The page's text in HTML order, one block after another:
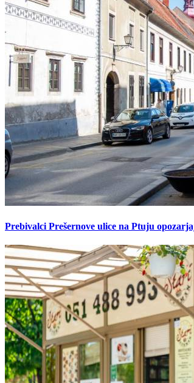
Prebivalci Prešernove ulice na Ptuju